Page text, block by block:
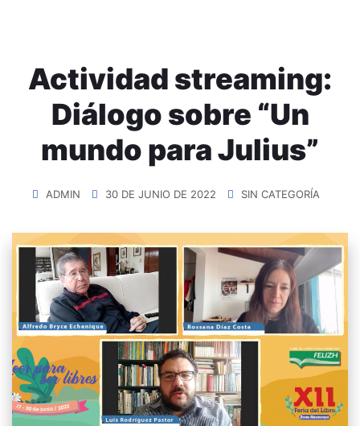
Actividad streaming:
Diálogo sobre “Un
mundo para Julius”
ADMIN 30 DE JUNIO DE 2022 SIN CATEGORÍA